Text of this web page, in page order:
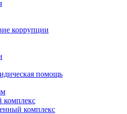
коррупции
помощь
комплекс